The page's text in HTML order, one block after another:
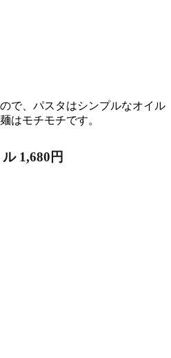
で、パスタはシンプルなオイル
はモチモチです。
1,680円